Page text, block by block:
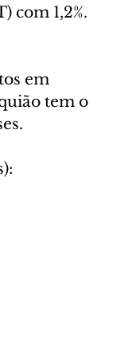
com 1,2%.
em
tem o